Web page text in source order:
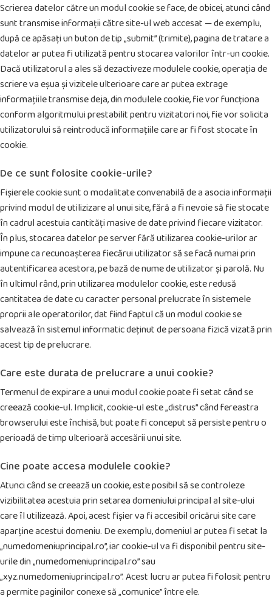
Scrierea datelor către un modul cookie se face, de obicei, atunci când
sunt transmise informații către site-ul web accesat — de exemplu,
după ce apăsați un buton de tip „submit” (trimite), pagina de tratare a
datelor ar putea fi utilizată pentru stocarea valorilor într-un cookie.
Dacă utilizatorul a ales să dezactiveze modulele cookie, operația de
scriere va eșua și vizitele ulterioare care ar putea extrage
informațiile transmise deja, din modulele cookie, fie vor funcționa
conform algoritmului prestabilit pentru vizitatori noi, fie vor solicita
utilizatorului să reintroducă informațiile care ar fi fost stocate în
cookie.
De ce sunt folosite cookie-urile?
Fișierele cookie sunt o modalitate convenabilă de a asocia informații
privind modul de utilizizare al unui site, fără a fi nevoie să fie stocate
în cadrul acestuia cantități masive de date privind fiecare vizitator.
În plus, stocarea datelor pe server fără utilizarea cookie-urilor ar
impune ca recunoașterea fiecărui utilizator să se facă numai prin
autentificarea acestora, pe bază de nume de utilizator și parolă. Nu
în ultimul rând, prin utilizarea modulelor cookie, este redusă
cantitatea de date cu caracter personal prelucrate în sistemele
proprii ale operatorilor, dat fiind faptul că un modul cookie se
salvează în sistemul informatic deținut de persoana fizică vizată prin
acest tip de prelucrare.
Care este durata de prelucrare a unui cookie?
Termenul de expirare a unui modul cookie poate fi setat când se
creează cookie-ul. Implicit, cookie-ul este „distrus” când fereastra
browserului este închisă, but poate fi conceput să persiste pentru o
perioadă de timp ulterioară accesării unui site.
Cine poate accesa modulele cookie?
Atunci când se creează un cookie, este posibil să se controleze
vizibilitatea acestuia prin setarea domeniului principal al site-ului
care îl utilizează. Apoi, acest fișier va fi accesibil oricărui site care
aparține acestui domeniu. De exemplu, domeniul ar putea fi setat la
„numedomeniuprincipal.ro”, iar cookie-ul va fi disponibil pentru site-
urile din „numedomeniuprincipal.ro” sau
„xyz.numedomeniuprincipal.ro”. Acest lucru ar putea fi folosit pentru
a permite paginilor conexe să „comunice” între ele.